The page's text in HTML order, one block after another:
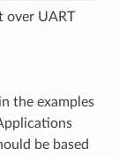
over UART
the examples
be based